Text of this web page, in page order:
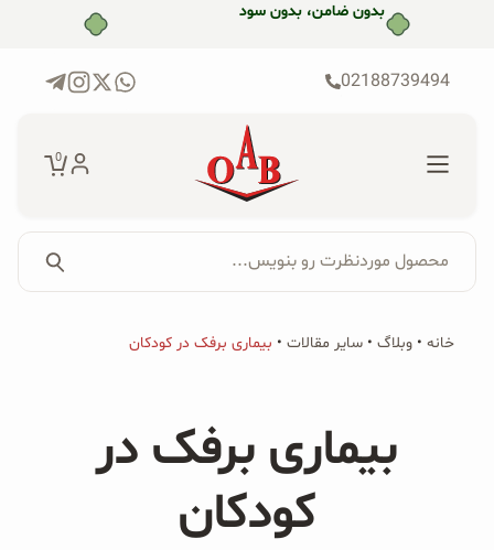
بدون ضامن، بدون سود
02188739494
0
برای:
جستجو...
پکیج‌ها
محصولات ارگانیک
محصولات جو دوسر
محصول موردنظرت رو بنویس...
خانه • وبلاگ • سایر مقالات • بیماری برفک در کودکان
بیماری برفک در
کودکان